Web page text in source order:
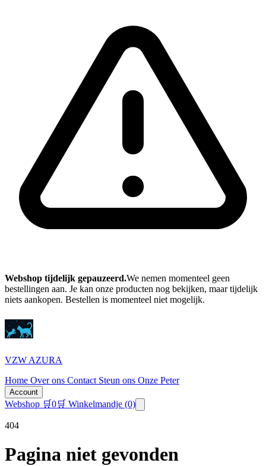
Webshop tijdelijk gepauzeerd.We nemen momenteel geen
bestellingen aan. Je kan onze producten nog bekijken, maar tijdelijk
niets aankopen. Bestellen is momenteel niet mogelijk.
VZW AZURA
Home Over ons Contact Steun ons Onze Peter
Account
Webshop 🛒0🛒 Winkelmandje (0)
404
Pagina niet gevonden